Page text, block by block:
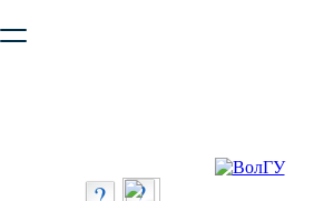
безопасную работу с сайтом. Пожалуйста